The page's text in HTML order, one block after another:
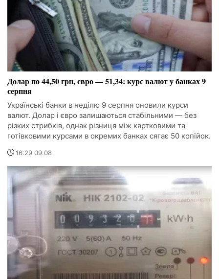
Долар по 44,50 грн, євро — 51,34: курс валют у банках 9
серпня
Українські банки в неділю 9 серпня оновили курси
валют. Долар і євро залишаються стабільними — без
різких стрибків, однак різниця між картковими та
готівковими курсами в окремих банках сягає 50 копійок.
16:29 09.08